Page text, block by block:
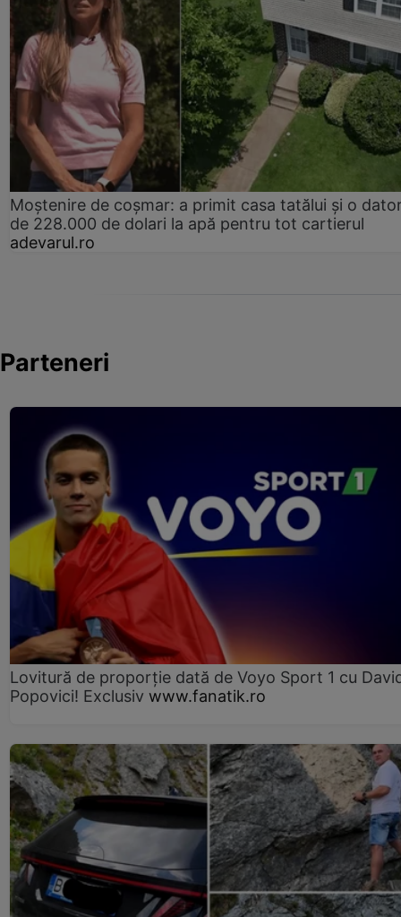
Moștenire de coșmar: a primit casa tatălui și o
de 228.000 de dolari la apă pentru tot cartierul
adevarul.ro
Parteneri
Lovitură de proporție dată de Voyo Sport 1 cu
Popovici! Exclusiv www.fanatik.ro